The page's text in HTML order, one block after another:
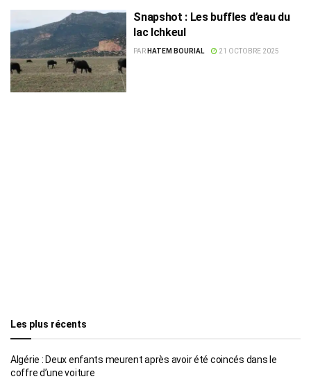
Snapshot : Les buffles d’eau du
lac Ichkeul
PAR HATEM BOURIAL 21 OCTOBRE 2025
Les plus récents
Algérie : Deux enfants meurent après avoir été coincés dans le
coffre d’une voiture